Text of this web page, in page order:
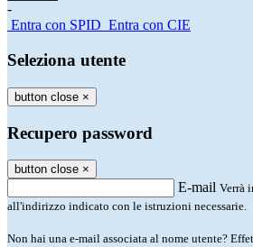
-
Entra con SPID Entra con CIE
Seleziona utente
button close ×
Recupero password
button close ×
E-mail Verrà
all'indirizzo indicato con le istruzioni necessarie.
Non hai una e-mail associata al nome utente?